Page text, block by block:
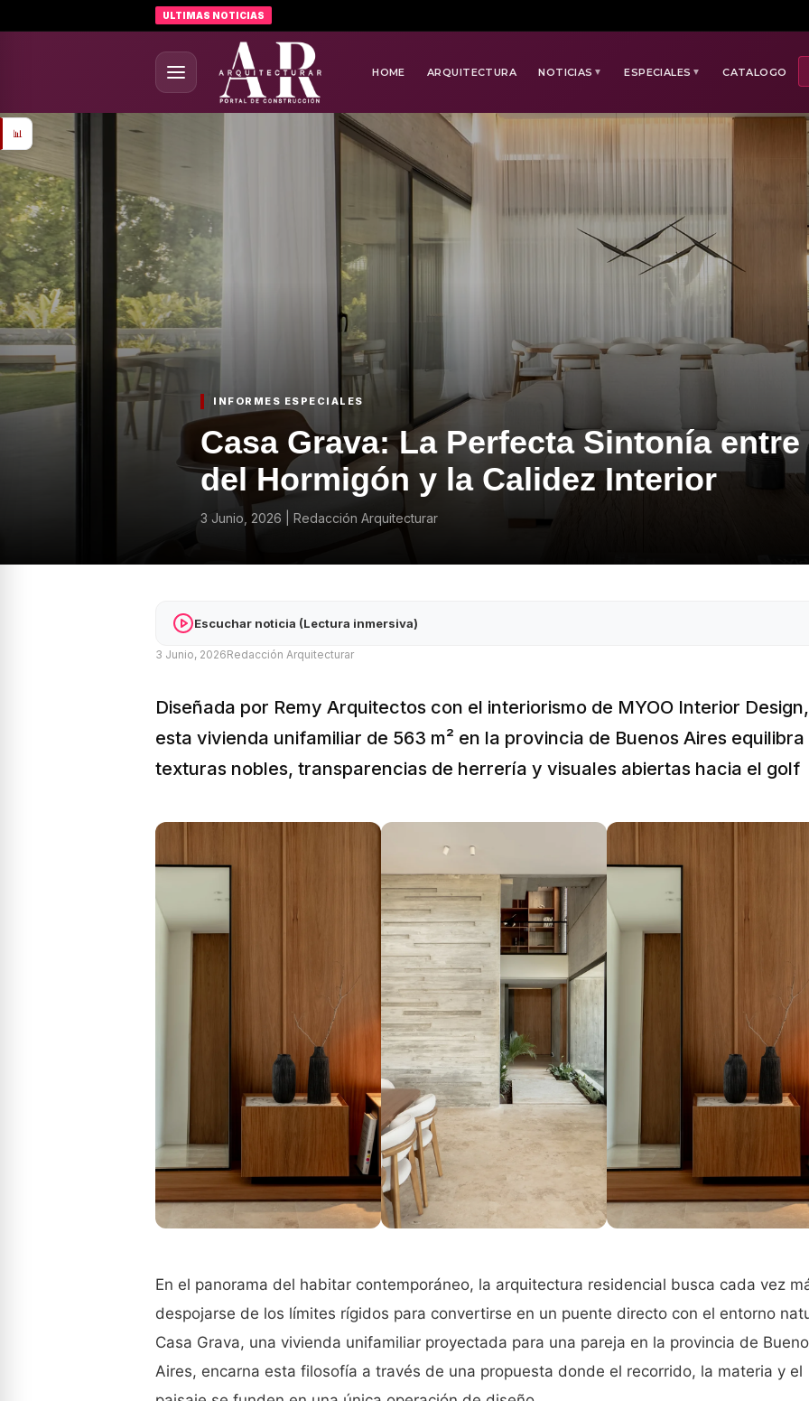
ULTIMAS NOTICIAS
HOME ARQUITECTURA NOTICIAS ▼ ESPECIALES ▼ CATALOGO
INFORMES ESPECIALES
Casa Grava: La Perfecta Sintonía
del Hormigón y la Calidez Interior
3 Junio, 2026 Redacción Arquitecturar
Escuchar noticia (Lectura inmersiva)
3 Junio, 2026Redacción Arquitecturar
Diseñada por Remy Arquitectos con el interiorismo de MYOO Interior Design,
esta vivienda unifamiliar de 563 m² en la provincia de Buenos Aires equilibra
texturas nobles, transparencias de herrería y visuales abiertas hacia el golf
En el panorama del habitar contemporáneo, la arquitectura residencial busca cada vez
despojarse de los límites rígidos para convertirse en un puente directo con el entorno
Casa Grava, una vivienda unifamiliar proyectada para una pareja en la provincia de
Aires, encarna esta filosofía a través de una propuesta donde el recorrido, la materia y el
📊